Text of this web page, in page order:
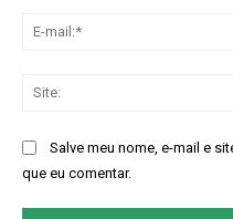
Salve meu nome, e-mail e
que eu comentar.